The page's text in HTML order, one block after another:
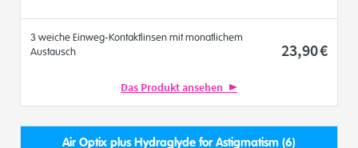
3 weiche Einweg-Kontaktlinsen mit monatlichem
Austausch
23,90€
Das Produkt ansehen
Air Optix plus Hydraglyde for Astigmatism (6)